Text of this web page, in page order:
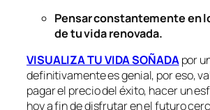
Pensar constantemente en
de tu vida renovada.
VISUALIZA TU VIDA SOÑADApor
definitivamente es genial, por eso,
pagar el precio del éxito, hacer un
hoy a fin de disfrutar en el futuro